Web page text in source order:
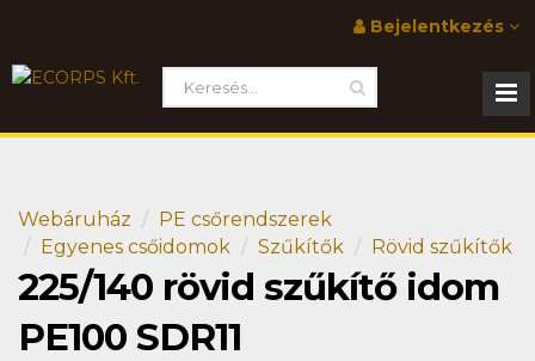
Bejelentkezés
Webáruház
PE csőrendszerek
Egyenes csőidomok
Szűkítők Rövid szűkítők
225/140 rövid szűkítő idom
PE100 SDR11